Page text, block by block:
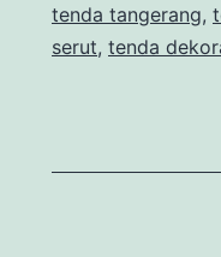
tenda tangerang,
serut, tenda